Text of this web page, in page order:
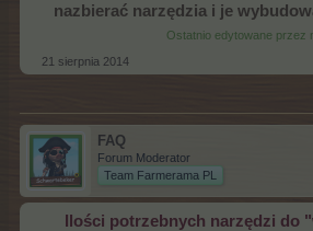
nazbierać narzędzia i je
Ostatnio edytowane przez
21 sierpnia 2014
FAQ
Forum Moderator
Team Farmerama PL
Ilości potrzebnych narzędzi do